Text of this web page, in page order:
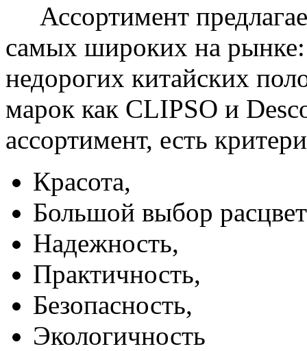
Ассортимент
самых широких на
недорогих китайских
марок как CLIPSO и
ассортимент, есть
Красота,
Большой выбор
Надежность,
Практичность,
Безопасность,
Экологичность